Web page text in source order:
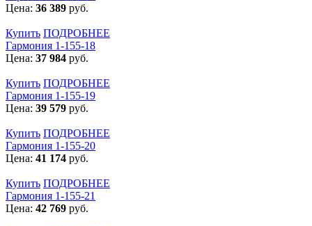
Цена: 36 389 руб.
Купить ПОДРОБНЕЕ
Гармония 1-155-18
Цена: 37 984 руб.
Купить ПОДРОБНЕЕ
Гармония 1-155-19
Цена: 39 579 руб.
Купить ПОДРОБНЕЕ
Гармония 1-155-20
Цена: 41 174 руб.
Купить ПОДРОБНЕЕ
Гармония 1-155-21
Цена: 42 769 руб.